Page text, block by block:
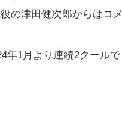
の津田健次郎からはコメ
年1月より連続2クールで